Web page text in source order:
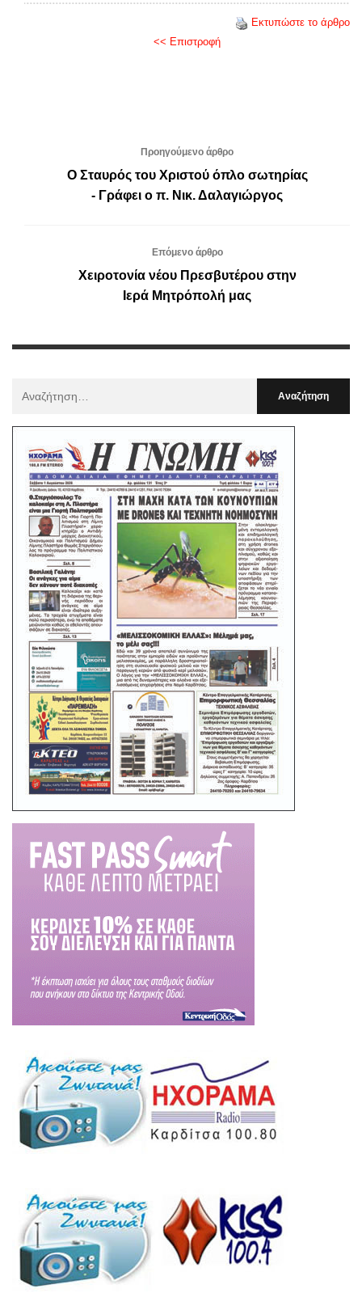
Εκτυπώστε το άρθρο
<< Επιστροφή
Προηγούμενο άρθρο
Ο Σταυρός του Χριστού όπλο σωτηρίας
- Γράφει ο π. Νικ. Δαλαγιώργος
Επόμενο άρθρο
Χειροτονία νέου Πρεσβυτέρου στην
Ιερά Μητρόπολή μας
: